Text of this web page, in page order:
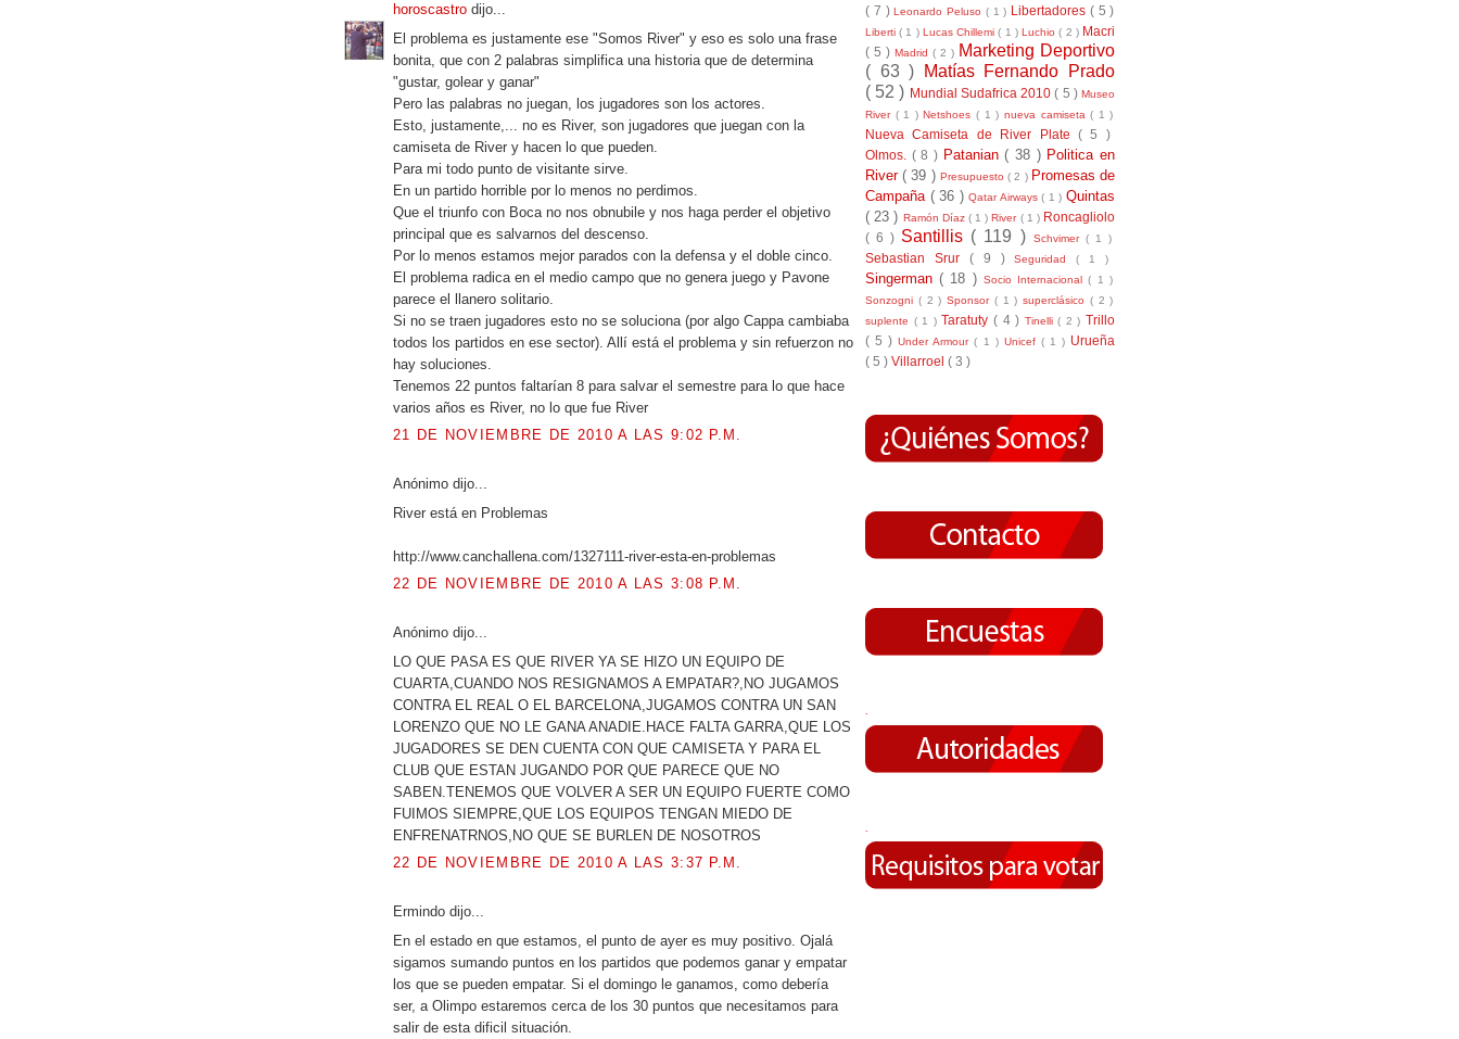
horoscastro dijo...
El problema es justamente ese "Somos River" y eso es solo una frase
bonita, que con 2 palabras simplifica una historia que de determina
"gustar, golear y ganar"
Pero las palabras no juegan, los jugadores son los actores.
Esto, justamente,... no es River, son jugadores que juegan con la
camiseta de River y hacen lo que pueden.
Para mi todo punto de visitante sirve.
En un partido horrible por lo menos no perdimos.
Que el triunfo con Boca no nos obnubile y nos haga perder el objetivo
principal que es salvarnos del descenso.
Por lo menos estamos mejor parados con la defensa y el doble cinco.
El problema radica en el medio campo que no genera juego y Pavone
parece el llanero solitario.
Si no se traen jugadores esto no se soluciona (por algo Cappa cambiaba
todos los partidos en ese sector). Allí está el problema y sin refuerzon no
hay soluciones.
Tenemos 22 puntos faltarían 8 para salvar el semestre para lo que hace
varios años es River, no lo que fue River
21 DE NOVIEMBRE DE 2010 A LAS 9:02 P.M.
Anónimo dijo...
River está en Problemas
http://www.canchallena.com/1327111-river-esta-en-problemas
22 DE NOVIEMBRE DE 2010 A LAS 3:08 P.M.
Anónimo dijo...
LO QUE PASA ES QUE RIVER YA SE HIZO UN EQUIPO DE
CUARTA,CUANDO NOS RESIGNAMOS A EMPATAR?,NO JUGAMOS
CONTRA EL REAL O EL BARCELONA,JUGAMOS CONTRA UN SAN
LORENZO QUE NO LE GANA ANADIE.HACE FALTA GARRA,QUE LOS
JUGADORES SE DEN CUENTA CON QUE CAMISETA Y PARA EL
CLUB QUE ESTAN JUGANDO POR QUE PARECE QUE NO
SABEN.TENEMOS QUE VOLVER A SER UN EQUIPO FUERTE COMO
FUIMOS SIEMPRE,QUE LOS EQUIPOS TENGAN MIEDO DE
ENFRENATRNOS,NO QUE SE BURLEN DE NOSOTROS
22 DE NOVIEMBRE DE 2010 A LAS 3:37 P.M.
Ermindo dijo...
En el estado en que estamos, el punto de ayer es muy positivo. Ojalá
sigamos sumando puntos en los partidos que podemos ganar y empatar
los que se pueden empatar. Si el domingo le ganamos, como debería
ser, a Olimpo estaremos cerca de los 30 puntos que necesitamos para
salir de esta dificil situación.
( 7 )Leonardo Peluso ( 1 ) Libertadores ( 5 )
Liberti( 1 ) Lucas Chillemi( 1 )Luchio( 2 ) Macri
( 5 ) Madrid ( 2 ) Marketing Deportivo
( 63 )
Matías Fernando Prado
( 52 ) Mundial Sudafrica 2010( 5 )Museo
River ( 1 )Netshoes( 1 ) nueva camiseta( 1 )
Nueva Camiseta de River Plate ( 5 )
Olmos. ( 8 ) Patanian( 38 ) Politica en
River( 39 ) Presupuesto( 2 ) Promesas de
Campaña ( 36 )Qatar Airways( 1 )Quintas
( 23 ) Ramón Díaz ( 1 )River ( 1 ) Roncagliolo
( 6 ) Santillis ( 119 ) Schvimer ( 1 )
Sebastian Srur ( 9 )Seguridad( 1 )
Singerman( 18 ) Socio Internacional( 1 )
Sonzogni ( 2 ) Sponsor ( 1 ) superclásico ( 2 )
suplente ( 1 ) Taratuty ( 4 ) Tinelli( 2 ) Trillo
( 5 )Under Armour( 1 ) Unicef ( 1 ) Urueña
( 5 ) Villarroel ( 3 )